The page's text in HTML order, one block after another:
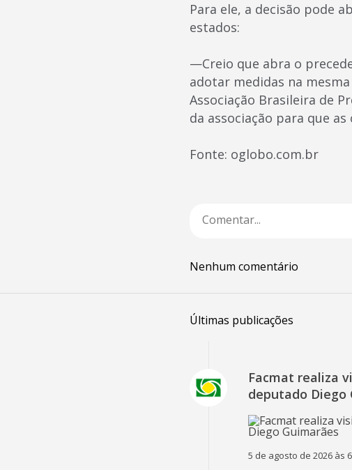
Para ele, a decisão pode
estados:
—Creio que abra o
adotar medidas na
Associação Brasileira de
da associação para que
Fonte: oglobo.com.br
Nenhum comentário
Últimas publicações
Facmat realiza
deputado Diego
5 de agosto de 2026 às